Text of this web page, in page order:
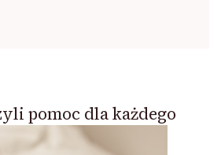
pomoc dla każdego